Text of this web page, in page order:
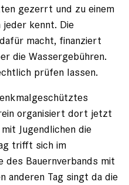
gezerrt und zu einem
jeder kennt. Die
macht, finanziert
die Wassergebühren.
prüfen lassen.
organisiert dort jetzt
Jugendlichen die
trifft sich im
Bauernverbands mit
anderen Tag singt da die